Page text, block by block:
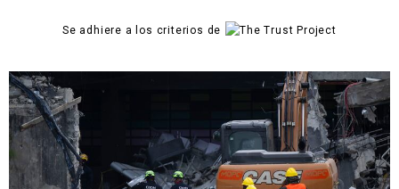
Se adhiere a los criterios de